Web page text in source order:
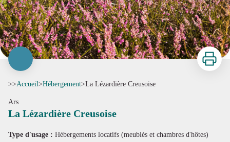
Imprimer
>>Accueil>Hébergement>La Lézardière Creusoise
Ars
La Lézardière Creusoise
Type d'usage : Hébergements locatifs (meublés et chambres d'hôtes)